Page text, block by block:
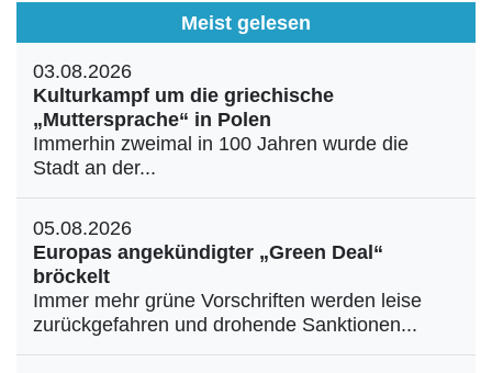
Meist gelesen
03.08.2026
Kulturkampf um die griechische
„Muttersprache“ in Polen
Immerhin zweimal in 100 Jahren wurde die
Stadt an der...
05.08.2026
Europas angekündigter „Green Deal“
bröckelt
Immer mehr grüne Vorschriften werden leise
zurückgefahren und drohende Sanktionen...